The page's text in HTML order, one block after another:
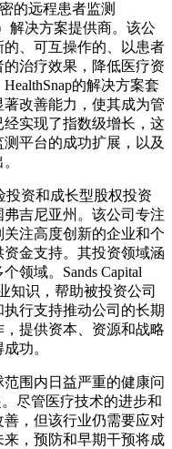
的远程患者监测
解决方案提供商。该公
、可互操作的、以患者
治疗效果，降低医疗资
的解决方案套
改善能力，使其成为管
实现了指数级增长，这
平台的成功扩展，以及
资和成长型股权投资
吉尼亚州。该公司专注
注高度创新的企业和个
金支持。其投资领域涵
领域。Sands Capital
知识，帮助被投资公司
行支持推动公司的长期
提供资本、资源和战略
功。
围内日益严重的健康问
尽管医疗技术的进步和
，但该行业仍需要应对
，预防和早期干预将成